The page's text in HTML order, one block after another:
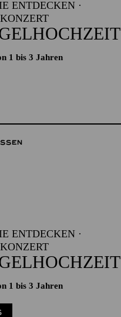
ENTDECKEN ·
1 bis 3 Jahren
ENTDECKEN ·
1 bis 3 Jahren